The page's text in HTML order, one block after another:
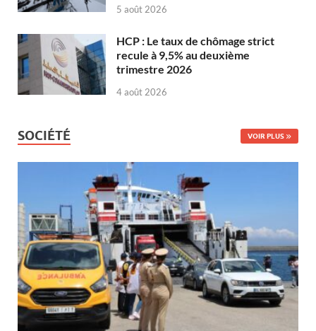
5 août 2026
HCP : Le taux de chômage strict
recule à 9,5% au deuxième
trimestre 2026
4 août 2026
SOCIÉTÉ VOIR PLUS